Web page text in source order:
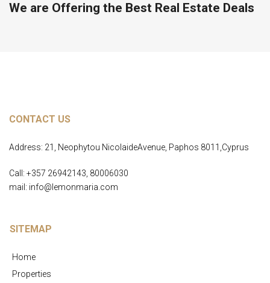
We are Offering the Best Real Estate Deals
CONTACT US
Address: 21, Neophytou NicolaideAvenue, Paphos 8011,Cyprus
Call: +357 26942143, 80006030
mail: info@lemonmaria.com
SITEMAP
Home
Properties